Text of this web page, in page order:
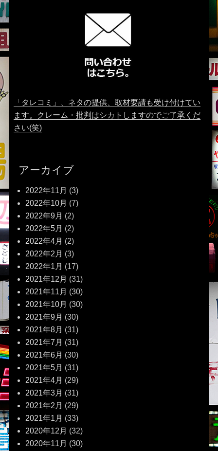
「タレコミ」、ネタの提供、取材要請も受け付けてい
ます。クレーム・批判はシカトしますのでご了承くだ
さい(笑)
アーカイブ
2022年11月 (3)
2022年10月 (7)
2022年9月 (2)
2022年5月 (2)
2022年4月 (2)
2022年2月 (3)
2022年1月 (17)
2021年12月 (31)
2021年11月 (30)
2021年10月 (30)
2021年9月 (30)
2021年8月 (31)
2021年7月 (31)
2021年6月 (30)
2021年5月 (31)
2021年4月 (29)
2021年3月 (31)
2021年2月 (29)
2021年1月 (33)
2020年12月 (32)
2020年11月 (30)